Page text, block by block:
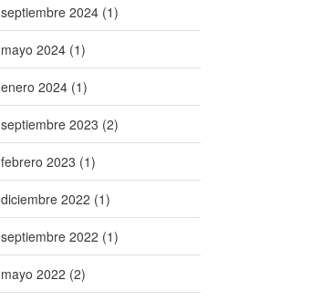
septiembre 2024 (1)
mayo 2024 (1)
enero 2024 (1)
septiembre 2023 (2)
febrero 2023 (1)
diciembre 2022 (1)
septiembre 2022 (1)
mayo 2022 (2)